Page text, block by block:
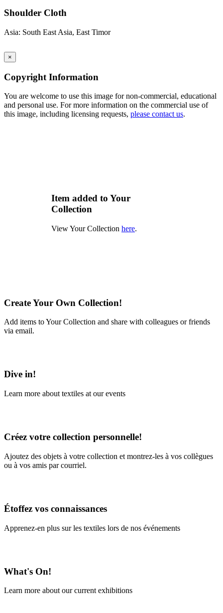
Shoulder Cloth
Asia: South East Asia, East Timor
×
Copyright Information
You are welcome to use this image for non-commercial, educational
and personal use. For more information on the commercial use of
this image, including licensing requests, please contact us.
Item added to Your
Collection
View Your Collection here.
Create Your Own Collection!
Add items to Your Collection and share with colleagues or friends
via email.
Dive in!
Learn more about textiles at our events
Créez votre collection personnelle!
Ajoutez des objets à votre collection et montrez-les à vos collègues
ou à vos amis par courriel.
Étoffez vos connaissances
Apprenez-en plus sur les textiles lors de nos événements
What's On!
Learn more about our current exhibitions